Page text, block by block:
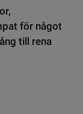
för något
till rena